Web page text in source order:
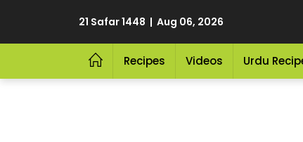
21 Safar 1448 | Aug 06, 2026
Recipes Videos Urdu